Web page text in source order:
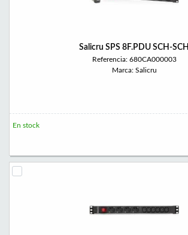
Salicru SPS 8F.PDU SCH-SCH
Referencia: 680CA000003
Marca: Salicru
En stock